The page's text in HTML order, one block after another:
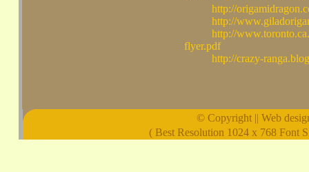
http://
http://
http://
flyer.pdf
http://crazy-
© Copyright || Web
( Best Resolution 1024 x 768 Font